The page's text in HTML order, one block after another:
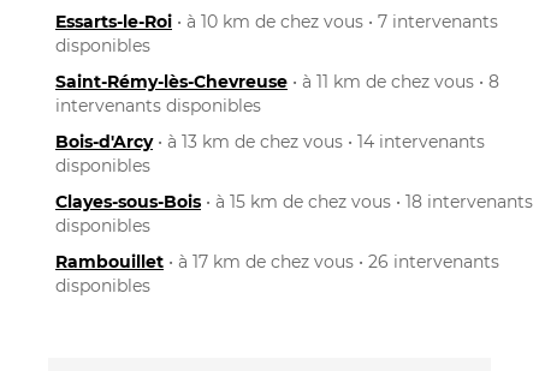
Essarts-le-Roi • à 10 km de chez vous • 7 intervenants
disponibles
Saint-Rémy-lès-Chevreuse • à 11 km de chez vous • 8
intervenants disponibles
Bois-d'Arcy• à 13 km de chez vous • 14 intervenants
disponibles
Clayes-sous-Bois • à 15 km de chez vous • 18 intervenants
disponibles
Rambouillet • à 17 km de chez vous • 26 intervenants
disponibles